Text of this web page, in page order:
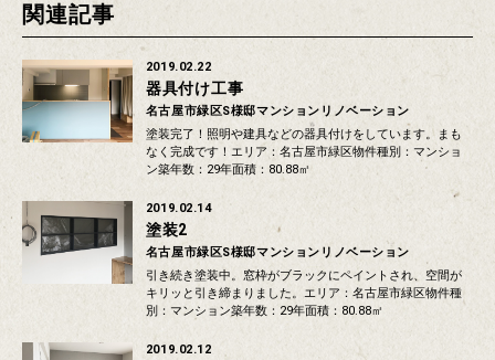
関連記事
2019.02.22
器具付け工事
名古屋市緑区S様邸マンションリノベーション
塗装完了！照明や建具などの器具付けをしています。まも
なく完成です！エリア：名古屋市緑区物件種別：マンショ
ン築年数：29年面積：80.88㎡
2019.02.14
塗装2
名古屋市緑区S様邸マンションリノベーション
引き続き塗装中。窓枠がブラックにペイントされ、空間が
キリッと引き締まりました。エリア：名古屋市緑区物件種
別：マンション築年数：29年面積：80.88㎡
2019.02.12